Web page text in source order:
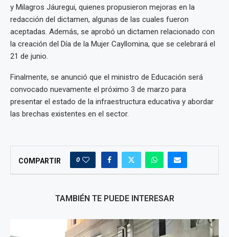
y Milagros Jáuregui, quienes propusieron mejoras en la
redacción del dictamen, algunas de las cuales fueron
aceptadas. Además, se aprobó un dictamen relacionado con
la creación del Día de la Mujer Cayllomina, que se celebrará el
21 de junio.
Finalmente, se anunció que el ministro de Educación será
convocado nuevamente el próximo 3 de marzo para
presentar el estado de la infraestructura educativa y abordar
las brechas existentes en el sector.
COMPARTIR 0
TAMBIÉN TE PUEDE INTERESAR